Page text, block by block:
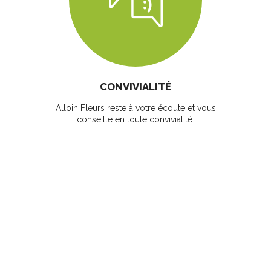
CONVIVIALITÉ
Alloin Fleurs reste à votre écoute et vous
conseille en toute convivialité.